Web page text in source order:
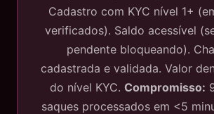
Cadastro com KYC nível 1+
verificados). Saldo acessível
pendente bloqueando).
cadastrada e validada. Valor
do nível KYC. Compromisso:
saques processados em <5